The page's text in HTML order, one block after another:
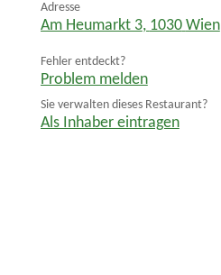
Adresse
Am Heumarkt 3, 1030 Wien
Fehler entdeckt?
Problem melden
Sie verwalten dieses Restaurant?
Als Inhaber eintragen